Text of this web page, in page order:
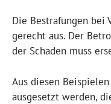
Die Bestrafungen bei
gerecht aus. Der
der Schaden muss
Aus diesen
ausgesetzt werden,